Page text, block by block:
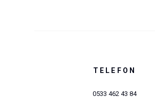
TELEFON
0533 462 43 84